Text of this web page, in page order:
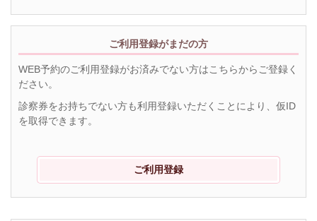
ご利用登録がまだの方
WEB予約のご利用登録がお済みでない方はこちらからご登録く
ださい。
診察券をお持ちでない方も利用登録いただくことにより、仮ID
を取得できます。
ご利用登録